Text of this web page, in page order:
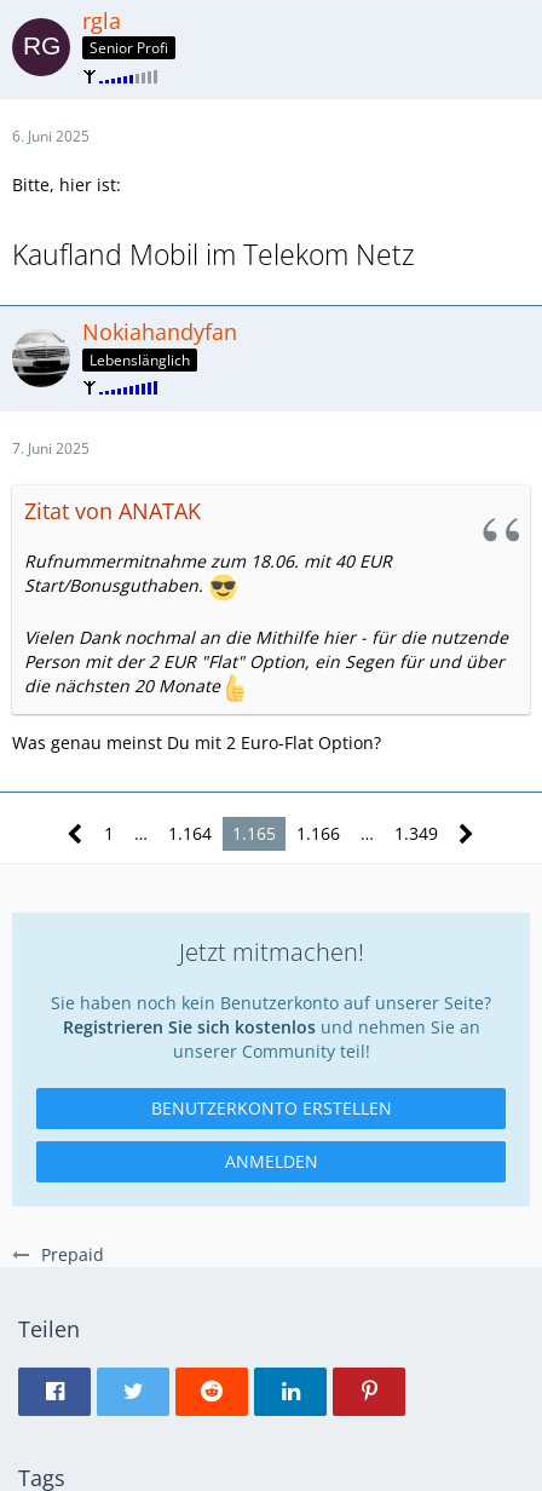
Prepaid
rgla
Senior Profi
6. Juni 2025
Bitte, hier ist:
Kaufland Mobil im Telekom Netz
Nokiahandyfan
Lebenslänglich
7. Juni 2025
Zitat von ANATAK
Rufnummermitnahme zum 18.06. mit 40 EUR
Start/Bonusguthaben.
Vielen Dank nochmal an die Mithilfe hier - für die nutzende
Person mit der 2 EUR "Flat" Option, ein Segen für und über
die nächsten 20 Monate
Was genau meinst Du mit 2 Euro-Flat Option?
1 … 1.164 1.165 1.166 … 1.349
Jetzt mitmachen!
Sie haben noch kein Benutzerkonto auf unserer Seite?
Registrieren Sie sich kostenlosund nehmen Sie an
unserer Community teil!
BENUTZERKONTO ERSTELLEN
ANMELDEN
Teilen
Tags